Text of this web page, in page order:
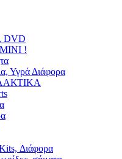
DVD
MINI !
Υγρά Διάφορα
Διάφορα